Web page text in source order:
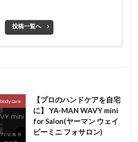
投稿一覧へ
body care
【プロのハンドケアを自宅
に】 YA-MAN WAVY mini
for Salon(ヤーマン ウェイ
ビーミニ フォサロン)